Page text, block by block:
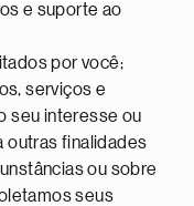
e suporte ao
por você;
serviços e
seu interesse ou
outras finalidades
ou sobre
seus